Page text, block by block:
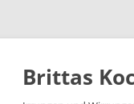
Brittas